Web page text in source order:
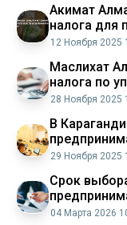
Акимат
налога для
12 Ноября 2025
Маслихат
налога по
28 Ноября 2025
В
29 Ноября 2025
Срок
упрощёнке
04 Марта 2026